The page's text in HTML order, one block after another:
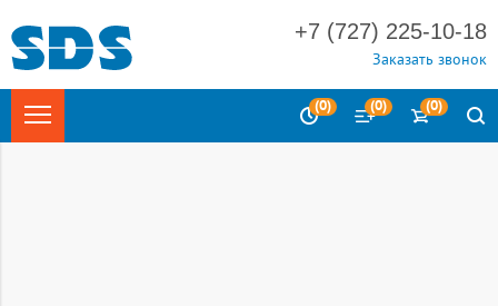
+7 (727) 225-10-18
Заказать звонок
(0) (0) (0)